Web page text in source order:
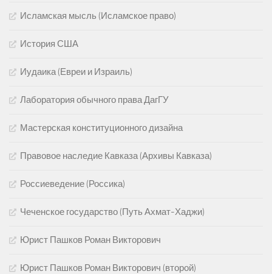
Исламская мысль (Исламское право)
История США
Иудаика (Евреи и Израиль)
Лаборатория обычного права ДагГУ
Мастерская конституционного дизайна
Правовое наследие Кавказа (Архивы Кавказа)
Россиеведение (Россика)
Чеченское государство (Путь Ахмат-Хаджи)
Юрист Пашков Роман Викторович
Юрист Пашков Роман Викторович (второй)